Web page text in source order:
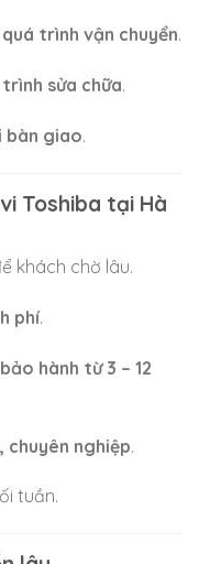
trình vận chuyển.
sửa chữa.
bàn giao.
Toshiba tại Hà
khách chờ lâu.
phí.
hành từ 3 – 12
nghiệp.
tuần.